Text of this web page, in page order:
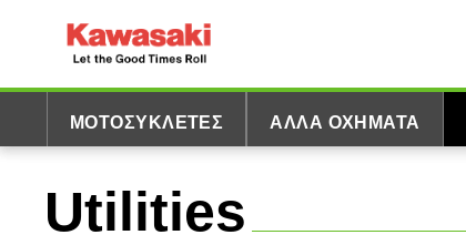
ΜΟΤΟΣΥΚΛΈΤΕΣ ΆΛΛΑ ΟΧΉΜΑΤΑ
Utilities